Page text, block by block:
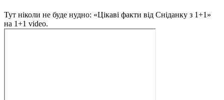
Тут ніколи не буде нудно: «Цікаві факти від Сніданку з 1+1»
на 1+1 video.